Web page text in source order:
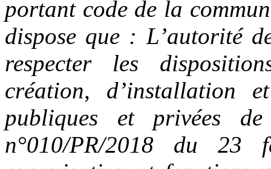
portant code de la
dispose que : L’autorité
respecter les
création, d’installation
publiques et privées de
n°010/PR/2018 du 23